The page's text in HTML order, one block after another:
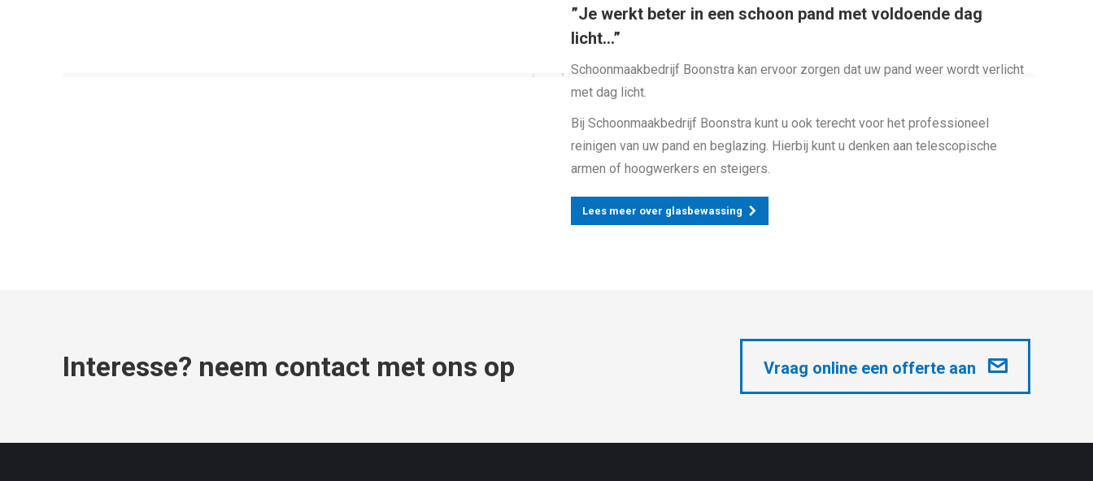
”Je werkt beter in een schoon pand met voldoende dag
licht…”
Schoonmaakbedrijf Boonstra kan ervoor zorgen dat uw pand weer wordt verlicht
met dag licht.
Bij Schoonmaakbedrijf Boonstra kunt u ook terecht voor het professioneel
reinigen van uw pand en beglazing. Hierbij kunt u denken aan telescopische
armen of hoogwerkers en steigers.
Lees meer over glasbewassing
Interesse? neem contact met ons op Vraag online een offerte aan